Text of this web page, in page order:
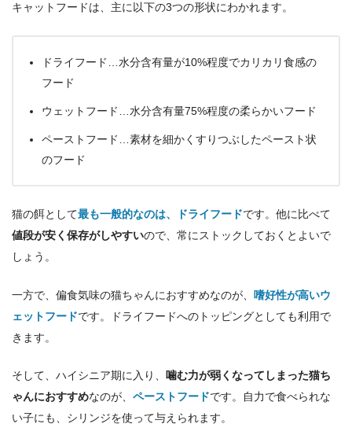
キャットフードは、主に以下の3つの形状にわかれます。
ドライフード…水分含有量が10%程度でカリカリ食感の
フード
ウェットフード…水分含有量75%程度の柔らかいフード
ペーストフード…素材を細かくすりつぶしたペースト状
のフード
猫の餌として最も一般的なのは、ドライフードです。他に比べて
値段が安く保存がしやすいので、常にストックしておくとよいで
しょう。
一方で、偏食気味の猫ちゃんにおすすめなのが、
嗜好性が高いウ
ェットフードです。ドライフードへのトッピングとしても利用で
きます。
そして、ハイシニア期に入り、 噛む力が弱くなってしまった猫ち
ゃんにおすすめなのが、 ペーストフードです。自力で食べられな
い子にも、シリンジを使って与えられます。